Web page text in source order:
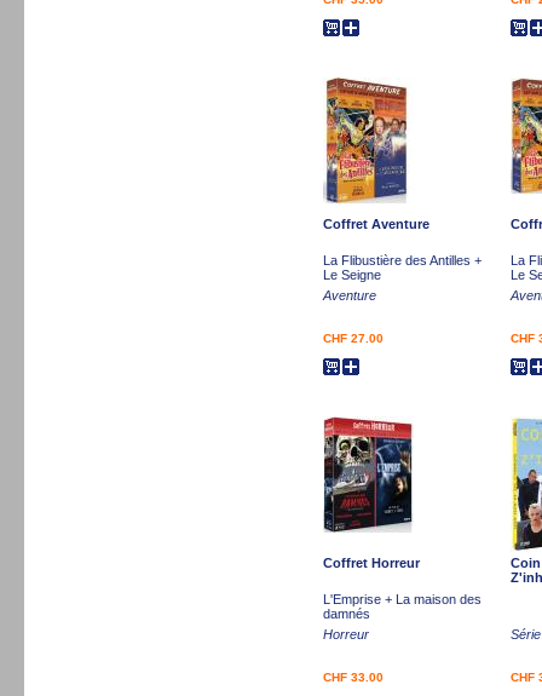
Coffret Aventure
La Flibustière des Antilles +
Le Seigne
Aventure
CHF 27.00
La
Le
CHF
Coffret Horreur
L'Emprise + La maison des
damnés
Horreur
CHF 33.00 CHF